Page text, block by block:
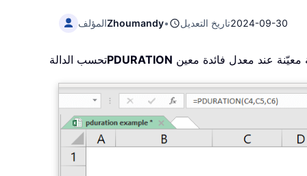
المؤلفZhoumandy• تاريخ التعديل2024-09-30
تحسب الدالةPDURATION